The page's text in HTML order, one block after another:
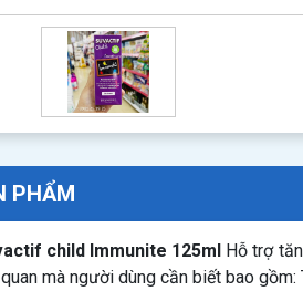
PHẨM
child Immunite 125ml Hỗ trợ
mà người dùng cần biết bao